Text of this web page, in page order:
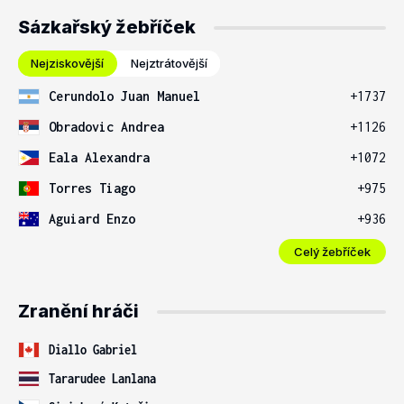
Sázkařský žebříček
Nejziskovější Nejztrátovější
Cerundolo Juan Manuel
+1737
Obradovic Andrea
+1126
Eala Alexandra
+1072
Torres Tiago
+975
Aguiard Enzo
+936
Celý žebříček
Zranění hráči
Diallo Gabriel
Tararudee Lanlana